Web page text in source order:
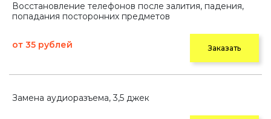
Восстановление телефонов после залития, падения,
попадания посторонних предметов
от 35 рублей Заказать
Замена аудиоразъема, 3,5 джек